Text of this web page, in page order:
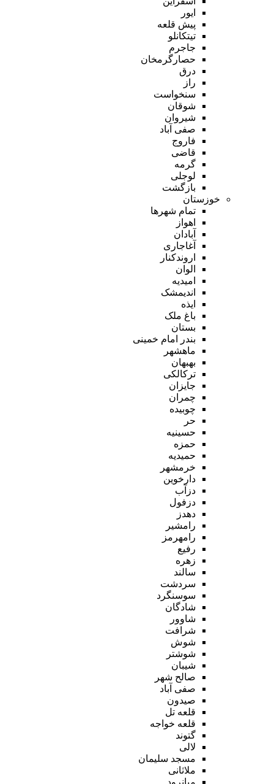
ایور
پیش قلعه
تیتکانلو
جاجرم
حصارگرمخان
درق
راز
سنخواست
شوقان
شیروان
صفی آباد
فاروج
قاضی
گرمه
لوجلی
بازگشت
خوزستان
تمام شهر‌ها
اهواز
آبادان
آغاجاری
اروندکنار
الوان
امیدیه
اندیمشک
ایذه
باغ ملک
بستان
بندر امام خمینی
ماهشهر
بهبهان
ترکالکی
جایزان
چمران
چوبیده
حر
حسینیه
حمزه
حمیدیه
خرمشهر
دارخوین
دزآب
دزفول
دهدز
رامشیر
رامهرمز
رفیع
زهره
سالند
سردشت
سوسنگرد
شادگان
شاوور
شرافت
شوش
شوشتر
شیبان
صالح شهر
صفی آباد
صیدون
قلعه تل
قلعه خواجه
گتوند
لالی
مسجد سلیمان
ملاثانی
میانرود